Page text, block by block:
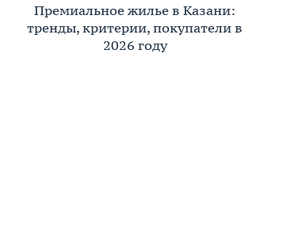
Премиальное жилье в Казани:
тренды, критерии, покупатели в
2026 году